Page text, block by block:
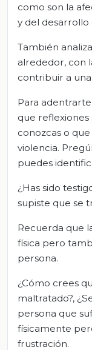
como son la
y del desarrollo
También
alrededor, con
contribuir a
Para
que reflexiones
conozcas o
violencia.
puedes
¿Has sido
supiste que se
Recuerda que
física pero
persona.
¿Cómo crees
maltratado?,
persona que
físicamente
frustración.